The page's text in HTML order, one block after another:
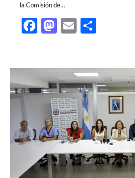
la Comisión de…
Facebook
Mastodon
Email